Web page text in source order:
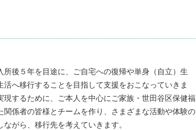
後５年を目途に、ご自宅への復帰や単身（自立）生
へ移行することを目指して支援をおこなっていきま
するために、ご本人を中心にご家族・世田谷区保健福
係者の皆様とチームを作り、さまざまな活動や体験の
がら、移行先を考えていきます。